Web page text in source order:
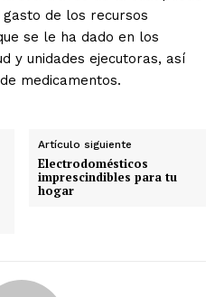
de los recursos
se le ha dado en los
y unidades ejecutoras, así
medicamentos.
Artículo siguiente
Electrodomésticos
imprescindibles para tu
hogar